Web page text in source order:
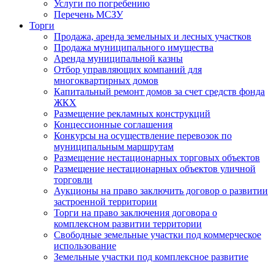
Услуги по погребению
Перечень МСЗУ
Торги
Продажа, аренда земельных и лесных участков
Продажа муниципального имущества
Аренда муниципальной казны
Отбор управляющих компаний для
многоквартирных домов
Капитальный ремонт домов за счет средств фонда
ЖКХ
Размещение рекламных конструкций
Концессионные соглашения
Конкурсы на осуществление перевозок по
муниципальным маршрутам
Размещение нестационарных торговых объектов
Размещение нестационарных объектов уличной
торговли
Аукционы на право заключить договор о развитии
застроенной территории
Торги на право заключения договора о
комплексном развитии территории
Свободные земельные участки под коммерческое
использование
Земельные участки под комплексное развитие